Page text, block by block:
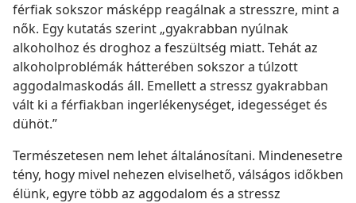
férfiak sokszor másképp reagálnak a stresszre, mint a
nők. Egy kutatás szerint „gyakrabban nyúlnak
alkoholhoz és droghoz a feszültség miatt. Tehát az
alkoholproblémák hátterében sokszor a túlzott
aggodalmaskodás áll. Emellett a stressz gyakrabban
vált ki a férfiakban ingerlékenységet, idegességet és
dühöt.”
Természetesen nem lehet általánosítani. Mindenesetre
tény, hogy mivel nehezen elviselhető, válságos időkben
élünk, egyre több az aggodalom és a stressz